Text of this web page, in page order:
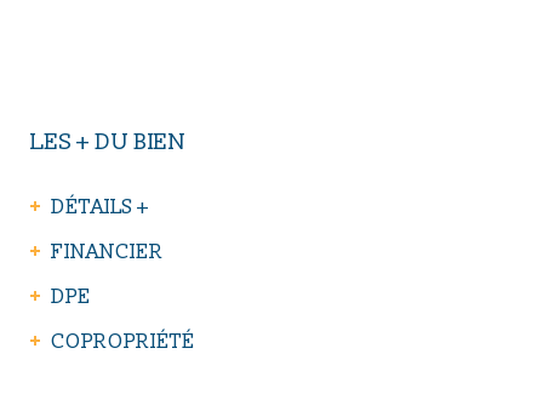
LES + DU BIEN
DÉTAILS +
FINANCIER
DPE
COPROPRIÉTÉ